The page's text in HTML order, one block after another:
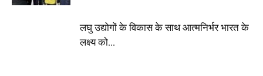
लघु उद्योगों के विकास के साथ आत्मनिर्भर भारत के
लक्ष्य को...